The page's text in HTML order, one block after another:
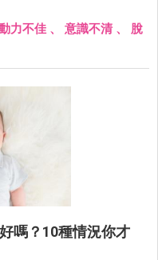
力不佳 、 意識不清 、 脫
嗎？10種情況你才